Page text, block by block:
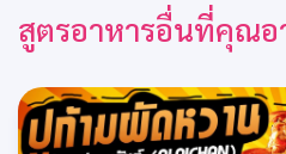
สูตรอาหารอื่นที่คุณอ